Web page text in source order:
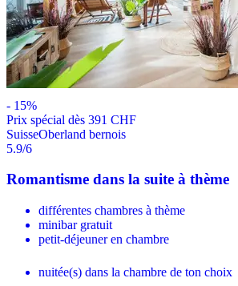
- 15%
Prix ​​spécial dès 391 CHF
SuisseOberland bernois
5.9/6
Romantisme dans la suite à thème
différentes chambres à thème
minibar gratuit
petit-déjeuner en chambre
nuitée(s) dans la chambre de ton choix